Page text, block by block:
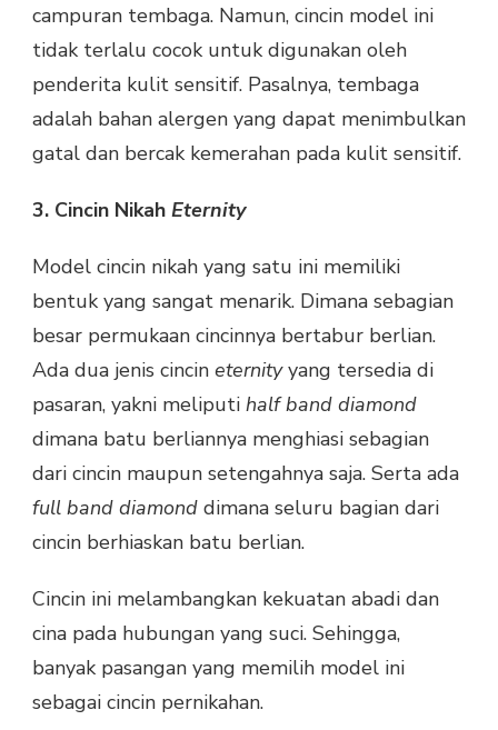
campuran tembaga. Namun, cincin model ini
tidak terlalu cocok untuk digunakan oleh
penderita kulit sensitif. Pasalnya, tembaga
adalah bahan alergen yang dapat menimbulkan
gatal dan bercak kemerahan pada kulit sensitif.
3. Cincin Nikah Eternity
Model cincin nikah yang satu ini memiliki
bentuk yang sangat menarik. Dimana sebagian
besar permukaan cincinnya bertabur berlian.
Ada dua jenis cincin eternityyang tersedia di
pasaran, yakni meliputi half band diamond
dimana batu berliannya menghiasi sebagian
dari cincin maupun setengahnya saja. Serta ada
full band diamond dimana seluru bagian dari
cincin berhiaskan batu berlian.
Cincin ini melambangkan kekuatan abadi dan
cina pada hubungan yang suci. Sehingga,
banyak pasangan yang memilih model ini
sebagai cincin pernikahan.